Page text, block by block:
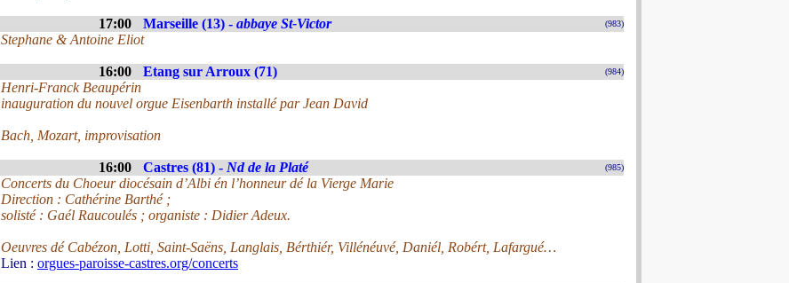
17:00 Marseille (13) - abbaye St-Victor (983)
Stephane & Antoine Eliot
16:00 Etang sur Arroux (71) (984)
Henri-Franck Beaupérin
inauguration du nouvel orgue Eisenbarth installé par Jean David
Bach, Mozart, improvisation
16:00 Castres (81) - Nd de la Platé (985)
Concerts du Choeur diocésain d’Albi én l’honneur dé la Vierge Marie
Direction : Cathérine Barthé ;
solisté : Gaél Raucoulés ; organiste : Didier Adeux.
Oeuvres dé Cabézon, Lotti, Saint-Saëns, Langlais, Bérthiér, Villénéuvé, Daniél, Robért, Lafargué…
Lien : orgues-paroisse-castres.org/concerts